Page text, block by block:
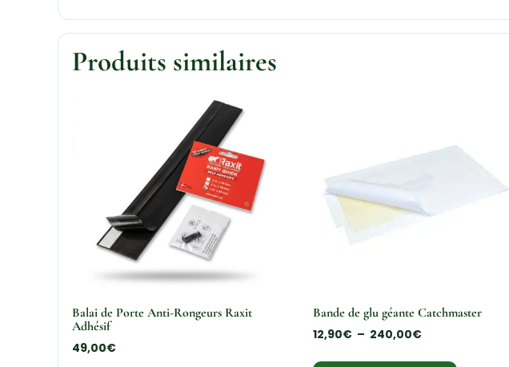
Produits similaires
Balai de Porte Anti-Rongeurs Raxit
Adhésif
49,00€
Bande de glu géante Catchmaster
12,90€ – 240,00€